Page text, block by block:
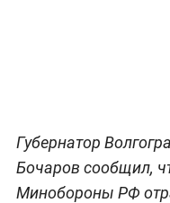
Губернатор
Бочаров сообщил,
Минобороны РФ